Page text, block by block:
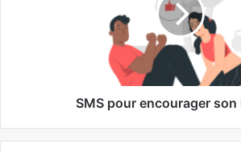
SMS pour encourager son